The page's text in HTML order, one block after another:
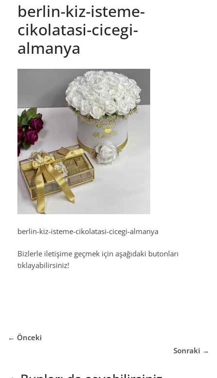
berlin-kiz-isteme-
cikolatasi-cicegi-
almanya
berlin-kiz-isteme-cikolatasi-cicegi-almanya
Bizlerle iletişime geçmek için aşağıdaki butonları
tıklayabilirsiniz!
← Önceki
Sonraki →